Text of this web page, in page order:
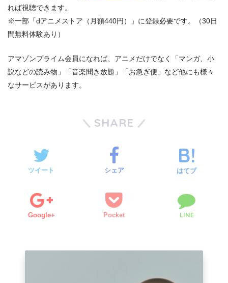
れば視聴できます。
※一部「dアニメストア（月額440円）」に登録必要です。（30日
間無料体験あり）
アマゾンプライム会員になれば、アニメだけでなく「マンガ、小
説などの読み物」「音楽聞き放題」「お急ぎ便」など他にも様々
なサービスがあります。
SHARE
ツイート シェア はてブ
Google+ Pocket LINE